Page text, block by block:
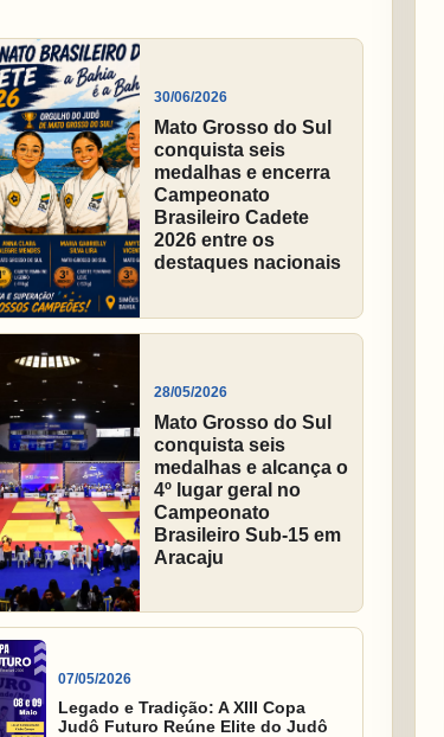
30/06/2026
Mato Grosso do Sul
conquista seis
medalhas e encerra
Campeonato
Brasileiro Cadete
2026 entre os
destaques nacionais
28/05/2026
Mato Grosso do Sul
conquista seis
medalhas e alcança o
4º lugar geral no
Campeonato
Brasileiro Sub-15 em
Aracaju
07/05/2026
Legado e Tradição: A XIII Copa
Judô Futuro Reúne Elite do Judô